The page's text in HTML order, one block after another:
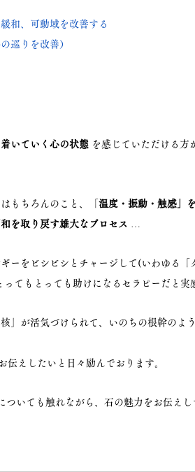
和、可動域を改善する
巡りを改善）
いていく心の状態 を感じていただける方
もちろんのこと、「 温度・振動・触感」
を取り戻す雄大なプロセス
ーをビシビシとチャージして(いわゆる「
てもとっても助けになるセラピーだと実
」が活気づけられて、いのちの根幹のよ
えしたいと日々励んでおります。
ついても触れながら、石の魅力をお伝えし